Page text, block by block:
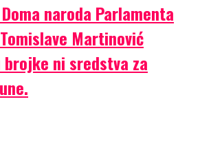
naroda Parlamenta
Martinović
ni sredstva za